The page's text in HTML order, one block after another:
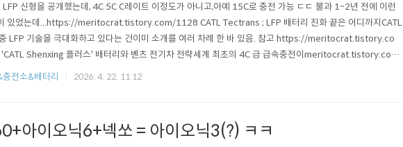
LFP 신형을 공개했는데, 4C 5C C레이트 이정도가 아니고,아예 15C로 충전 가능 ㄷㄷ 불과 1~2년 전에 이런
있었는데...https://meritocrat.tistory.com/1128 CATL Tectrans ; LFP 배터리 진화 끝은 어디까지CATL
LFP 기술을 극대화하고 있다는 건이미 소개를 여러 차례 한 바 있음. 참고 https://meritocrat.tistory.co
Shenxing 플러스' 배터리와 벤츠 전기차 전략세계 최초의 4C 급 급속충전이meritocrat.tistory.com
진행 중이고...https://meritocrat.tistory.com/1497 중국CATL, 올해 말 나트륨(Sodium)이온 배터리 ..
전소&배터리 2026. 4. 22. 11:12
아이오닉6+넥쏘 = 아이오닉3(?) ㅋㅋ